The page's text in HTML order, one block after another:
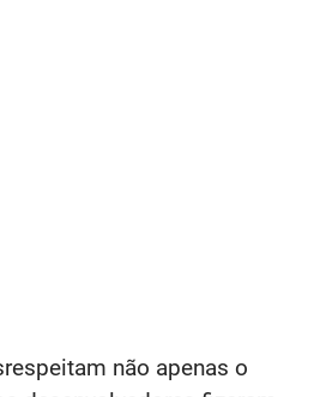
não apenas o